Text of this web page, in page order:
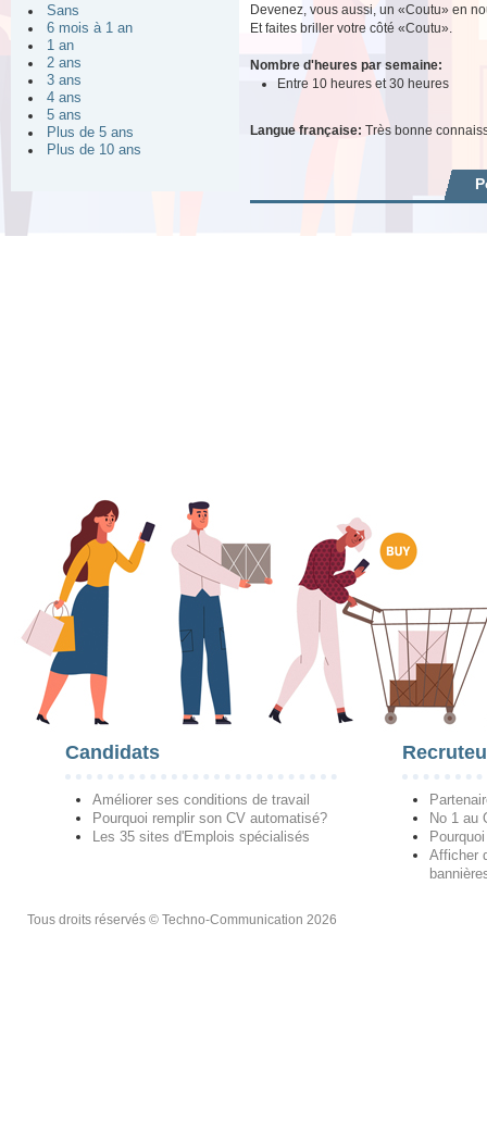
Sans
6 mois à 1 an
1 an
2 ans
3 ans
4 ans
5 ans
Plus de 5 ans
Plus de 10 ans
Devenez, vous aussi, un «Coutu» en
Et faites briller votre côté «Coutu».
Nombre d'heures par semaine:
Entre 10 heures et 30 heures
Langue française: Très bonne
Candidats
Améliorer ses conditions de travail
Pourquoi remplir son CV automatisé?
Les 35 sites d'Emplois spécialisés
No 1 au
Afficher
Tous droits réservés © Techno-Communication 2026